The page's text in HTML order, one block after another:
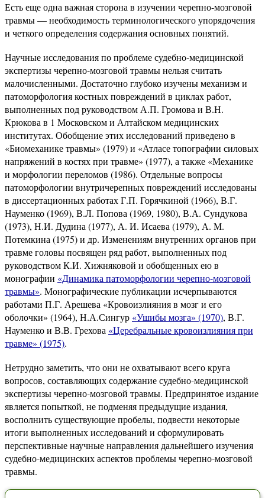
Есть еще одна важная сторона в изучении черепно-мозговой
травмы — необходимость терминологического упорядочения
и четкого определения содержания основных понятий.
Научные исследования по проблеме судебно-медицинской
экспертизы черепно-мозговой травмы нельзя считать
малочисленными. Достаточно глубоко изучены механизм и
патоморфология костных повреждений в циклах работ,
выполненных под руководством А.П. Громова и В.Н.
Крюкова в 1 Московском и Алтайском медицинских
институтах. Обобщение этих исследований приведено в
«Биомеханике травмы» (1979) и «Атласе топографии силовых
напряжений в костях при травме» (1977), а также «Механике
и морфологии переломов (1986). Отдельные вопросы
патоморфологии внутричерепных повреждений исследованы
в диссертационных работах Г.П. Горячкиной (1966), В.Г.
Науменко (1969), В.Л. Попова (1969, 1980), В.А. Сундукова
(1973), Н.И. Дудина (1977), А. И. Исаева (1979), А. М.
Потемкина (1975) и др. Изменениям внутренних органов при
травме головы посвящен ряд работ, выполненных под
руководством К.И. Хижняковой и обобщенных ею в
монографии «Динамика патоморфологии черепно-мозговой
травмы». Монографические публикации исчерпываются
работами П.Г. Арешева «Кровоизлияния в мозг и его
оболочки» (1964), Н.А.Сингур «Ушибы мозга» (1970), В.Г.
Науменко и В.В. Грехова «Церебральные кровоизлияния при
травме» (1975).
Нетрудно заметить, что они не охватывают всего круга
вопросов, составляющих содержание судебно-медицинской
экспертизы черепно-мозговой травмы. Предпринятое издание
является попыткой, не подменяя предыдущие издания,
восполнить существующие пробелы, подвести некоторые
итоги выполненных исследований и сформулировать
перспективные научные направления дальнейшего изучения
судебно-медицинских аспектов проблемы черепно-мозговой
травмы.